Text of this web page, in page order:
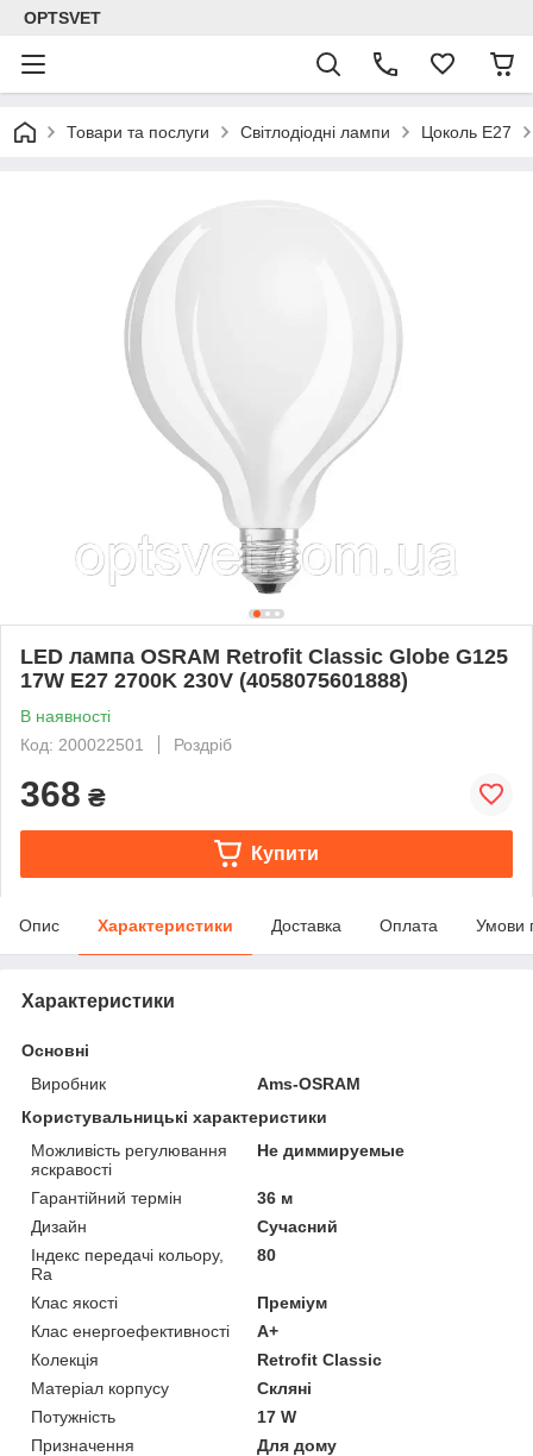
OPTSVET
Товари та послуги Світлодіодні лампи Цоколь E27
LED лампа OSRAM Retrofit Classic Globe G125
17W E27 2700K 230V (4058075601888)
В наявності
Код: 200022501
Роздріб
368 ₴
Купити
Опис Характеристики Доставка Оплата Умови
Характеристики
Основні
Виробник
Ams-OSRAM
Користувальницькі характеристики
Можливість регулювання
яскравості
Не диммируемые
Гарантійний термін
36 м
Дизайн
Сучасний
Індекс передачі кольору,
Ra
80
Клас якості
Преміум
Клас енергоефективності
A+
Колекція
Retrofit Classic
Матеріал корпусу
Скляні
Потужність
17 W
Призначення
Для дому